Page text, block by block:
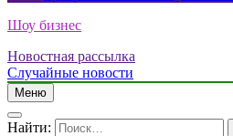
Шоу бизнес
Новостная рассылка
Случайные новости
Меню
Найти: